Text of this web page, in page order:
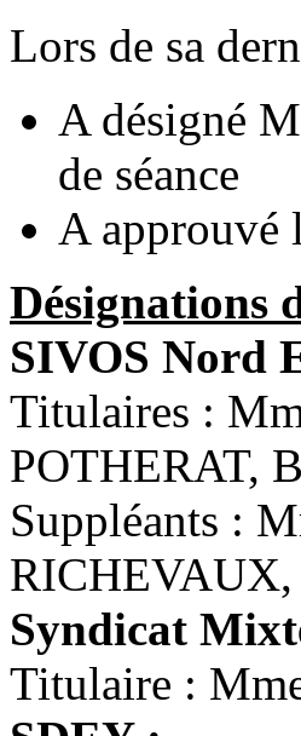
Lors de sa
A désigné
de séance
A approuvé
Désignations
SIVOS Nord
Titulaires :
POTHERAT,
Suppléants :
Syndicat
Titulaire :